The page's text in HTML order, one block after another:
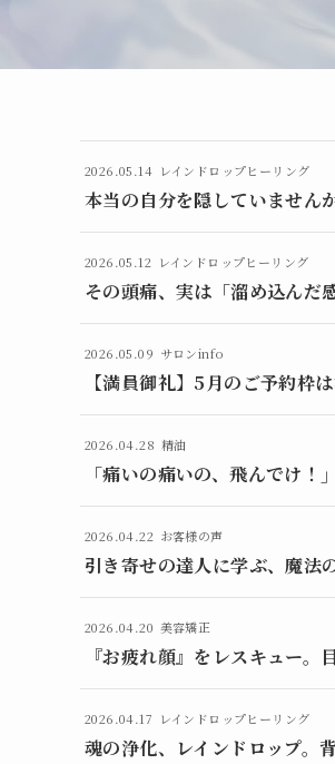
2026.05.14 レインドロップヒーリング
本当の自分を隠していません
2026.05.12 レインドロップヒーリング
その頭痛、実は「溜め込んだ
2026.05.09 サロンinfo
【満員御礼】5月のご予約枠
2026.04.28 精油
「痛いの痛いの、飛んでけ！
2026.04.22 お客様の声
引き寄せの達人に学ぶ、魔法
2026.04.20 美容矯正
『お疲れ顔』をレスキュー
2026.04.17 レインドロップヒーリング
魂の浄化、レインドロップ。